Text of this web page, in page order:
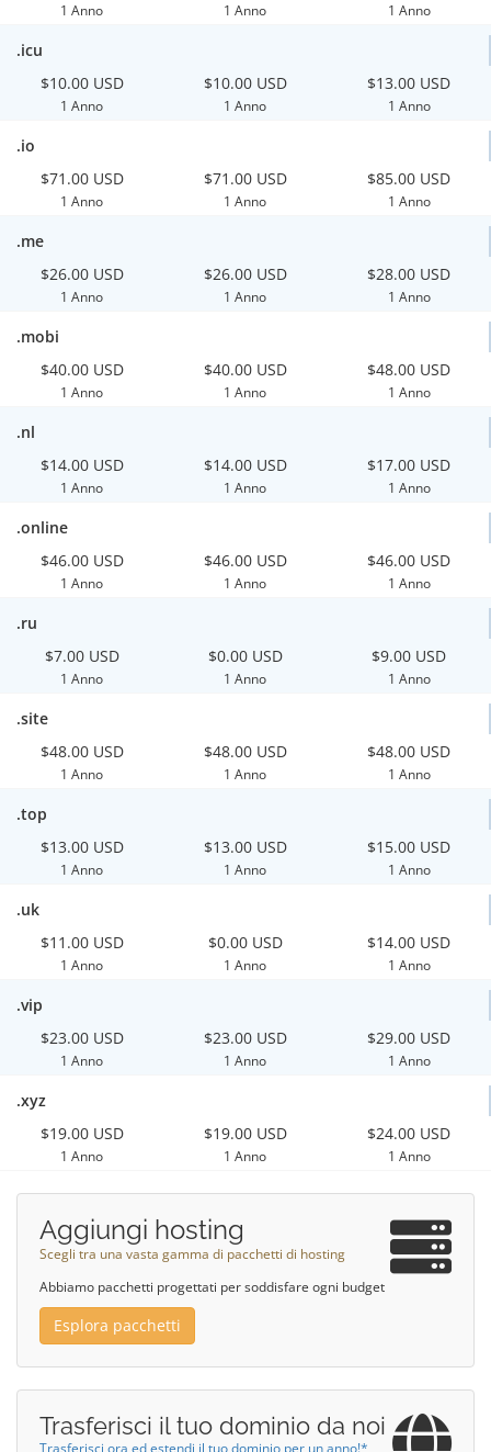
1 Anno 1 Anno 1 Anno
.icu
$10.00 USD
1 Anno
$10.00 USD
1 Anno
$13.00 USD
1 Anno
.io
$71.00 USD
1 Anno
$71.00 USD
1 Anno
$85.00 USD
1 Anno
.me
$26.00 USD
1 Anno
$26.00 USD
1 Anno
$28.00 USD
1 Anno
.mobi
$40.00 USD
1 Anno
$40.00 USD
1 Anno
$48.00 USD
1 Anno
.nl
$14.00 USD
1 Anno
$14.00 USD
1 Anno
$17.00 USD
1 Anno
.online
$46.00 USD
1 Anno
$46.00 USD
1 Anno
$46.00 USD
1 Anno
.ru
$7.00 USD
1 Anno
$0.00 USD
1 Anno
$9.00 USD
1 Anno
.site
$48.00 USD
1 Anno
$48.00 USD
1 Anno
$48.00 USD
1 Anno
.top
$13.00 USD
1 Anno
$13.00 USD
1 Anno
$15.00 USD
1 Anno
.uk
$11.00 USD
1 Anno
$0.00 USD
1 Anno
$14.00 USD
1 Anno
.vip
$23.00 USD
1 Anno
$23.00 USD
1 Anno
$29.00 USD
1 Anno
.xyz
$19.00 USD
1 Anno
$19.00 USD
1 Anno
$24.00 USD
1 Anno
Aggiungi hosting
Scegli tra una vasta gamma di pacchetti di hosting
Abbiamo pacchetti progettati per soddisfare ogni budget
Esplora pacchetti
Trasferisci il tuo dominio da noi
Trasferisci ora ed estendi il tuo dominio per un anno!*